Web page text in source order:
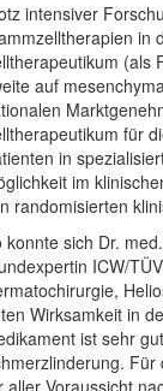
intensiver
in
(als
auf
für
in
im
randomisierten
konnte sich Dr.
ICW/
Wirksamkeit in
ist sehr
aller Voraussicht